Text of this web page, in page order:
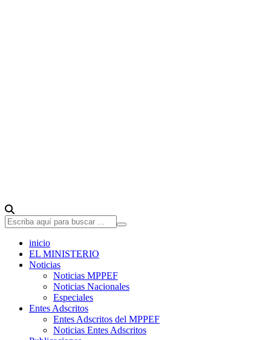
inicio
EL MINISTERIO
Noticias
Noticias MPPEF
Noticias Nacionales
Especiales
Entes Adscritos
Entes Adscritos del MPPEF
Noticias Entes Adscritos